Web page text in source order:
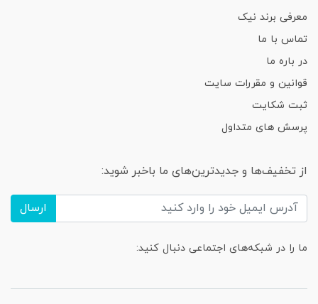
معرفی برند نیک
تماس با ما
در باره ما
قوانین و مقررات سایت
ثبت شکایت
پرسش های متداول
از تخفیف‌ها و جدیدترین‌های ما باخبر شوید:
ارسال
ما را در شبکه‌های اجتماعی دنبال کنید: